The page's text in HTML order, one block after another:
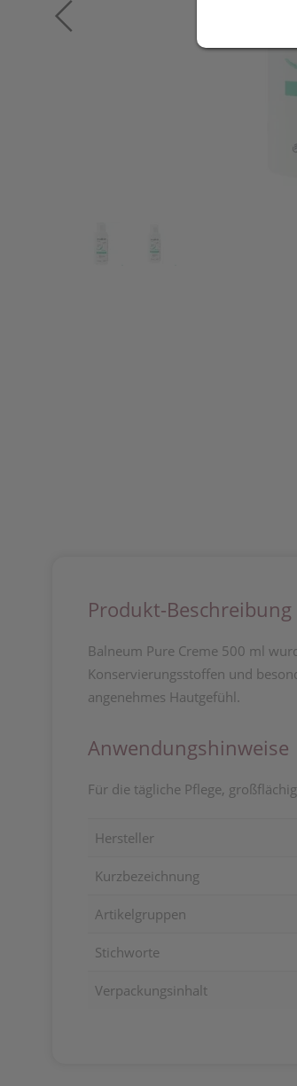
Produkt-Beschreibung
Balneum Pure Creme 500 ml
Konservierungsstoffen und
angenehmes Hautgefühl.
Anwendungshinweise
Für die tägliche Pflege,
Hersteller
Kurzbezeichnung
Artikelgruppen
Stichworte
Verpackungsinhalt